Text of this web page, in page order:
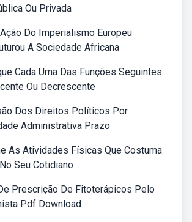
Ou Privada
Do Imperialismo Europeu
A Sociedade Africana
Cada Uma Das Funções Seguintes
Ou Decrescente
Dos Direitos Políticos Por
Administrativa Prazo
As Atividades Físicas Que Costuma
Seu Cotidiano
Prescrição De Fitoterápicos Pelo
Pdf Download